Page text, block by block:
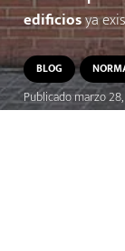
edificiosya
BLOG
Publicadomarzo